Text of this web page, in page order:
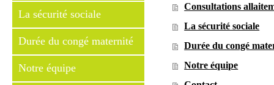
La sécurité sociale
Durée du congé maternité
Notre équipe
Consultations
La sécurité sociale
Durée du congé
Notre équipe